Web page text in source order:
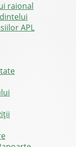
raional
APL